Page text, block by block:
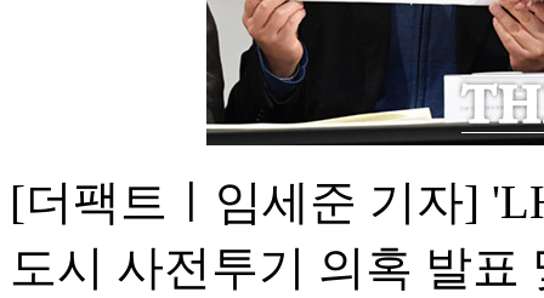
[더팩트ㅣ임세준 기자]
도시 사전투기 의혹 발표